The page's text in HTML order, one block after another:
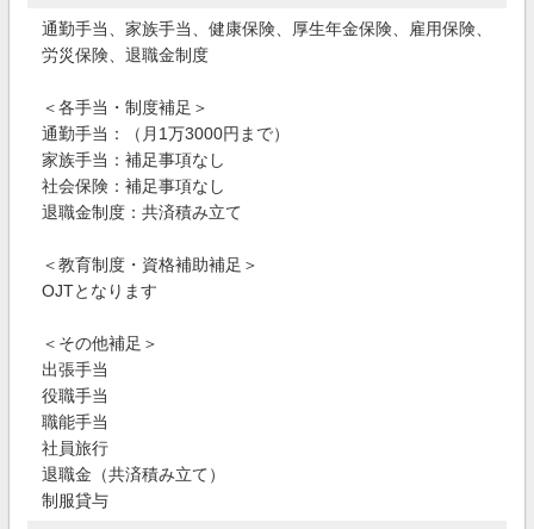
通勤手当、家族手当、健康保険、厚生年金保険、雇用保険、
労災保険、退職金制度
＜各手当・制度補足＞
通勤手当：（月1万3000円まで）
家族手当：補足事項なし
社会保険：補足事項なし
退職金制度：共済積み立て
＜教育制度・資格補助補足＞
OJTとなります
＜その他補足＞
出張手当
役職手当
職能手当
社員旅行
退職金（共済積み立て）
制服貸与